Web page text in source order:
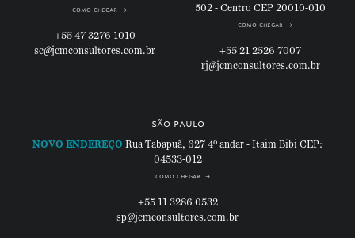
como chegar
+55 47 3276 1010
sc@jcmconsultores.com.br
502 - Centro CEP 20010-010
como chegar
+55 21 2526 7007
rj@jcmconsultores.com.br
são paulo
NOVO ENDEREÇO Rua Tabapuã, 6274º andar - Itaim BibiCEP:
04533-012
como chegar
+55 11 3286 0532
sp@jcmconsultores.com.br